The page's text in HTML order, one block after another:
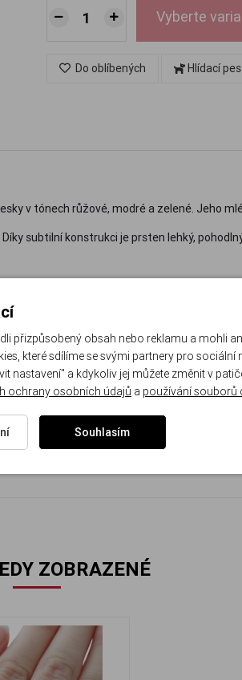
Vyberte
Do oblíbených Hlídací pes
v tónech růžové, modré a zelené. Jeho
subtilní konstrukci je prsten lehký,
ZOBRAZENÉ
přizpůsobený obsah nebo reklamu a mohli
které sdílíme se svými partnery pro sociální
nastavení" a kdykoliv jej můžete změnit v
ochrany osobních údajů a používání souborů
Souhlasím